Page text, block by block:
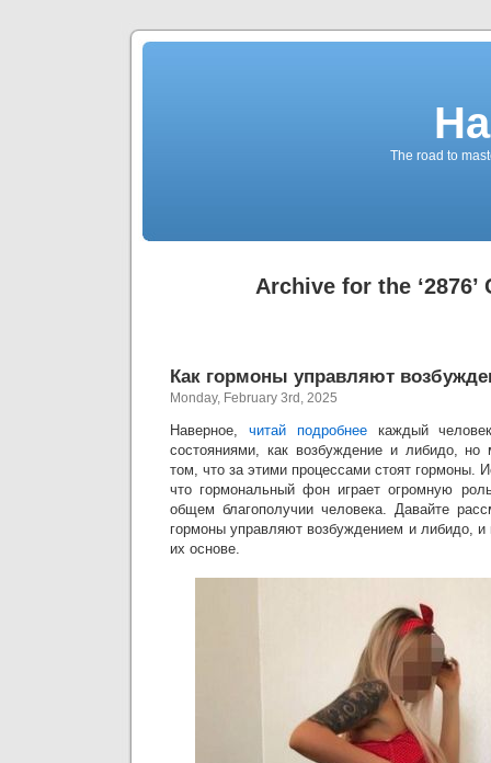
The road to
Archive for the ‘2876’
Как гормоны управляют
Monday, February 3rd, 2025
Наверное, читай подробнеекаждый
состояниями, как возбуждение и либидо,
том, что за этими процессами стоят гормоны.
что гормональный фон играет огромную
общем благополучии человека. Давайте
гормоны управляют возбуждением и либидо,
их основе.